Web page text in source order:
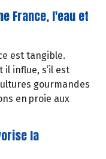
France, l'eau et
est tangible.
il influe, s’il est
gourmandes
en proie aux
la